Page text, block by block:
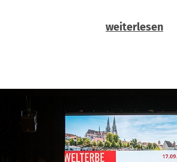
weiterlesen